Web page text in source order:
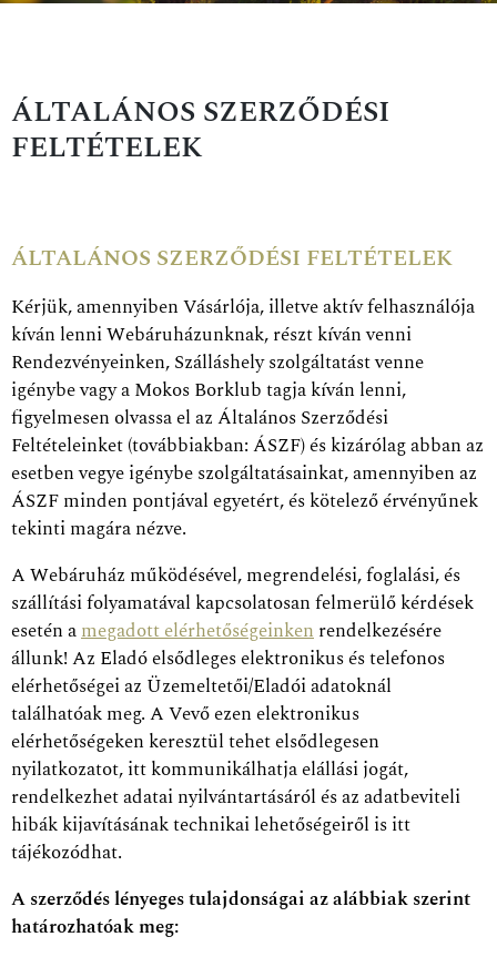
ÁLTALÁNOS SZERZŐDÉSI
FELTÉTELEK
ÁLTALÁNOS SZERZŐDÉSI FELTÉTELEK
Kérjük, amennyiben Vásárlója, illetve aktív felhasználója
kíván lenni Webáruházunknak, részt kíván venni
Rendezvényeinken, Szálláshely szolgáltatást venne
igénybe vagy a Mokos Borklub tagja kíván lenni,
figyelmesen olvassa el az Általános Szerződési
Feltételeinket (továbbiakban: ÁSZF) és kizárólag abban az
esetben vegye igénybe szolgáltatásainkat, amennyiben az
ÁSZF minden pontjával egyetért, és kötelező érvényűnek
tekinti magára nézve.
A Webáruház működésével, megrendelési, foglalási, és
szállítási folyamatával kapcsolatosan felmerülő kérdések
esetén amegadott elérhetőségeinkenrendelkezésére
állunk! Az Eladó elsődleges elektronikus és telefonos
elérhetőségei az Üzemeltetői/Eladói adatoknál
találhatóak meg. A Vevő ezen elektronikus
elérhetőségeken keresztül tehet elsődlegesen
nyilatkozatot, itt kommunikálhatja elállási jogát,
rendelkezhet adatai nyilvántartásáról és az adatbeviteli
hibák kijavításának technikai lehetőségeiről is itt
tájékozódhat.
A szerződés lényeges tulajdonságai az alábbiak szerint
határozhatóak meg: